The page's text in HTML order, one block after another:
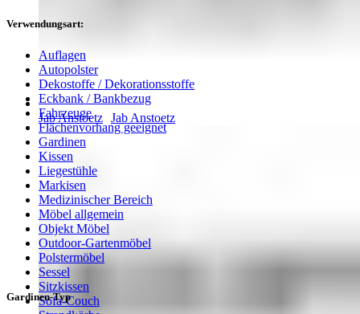
Jab Anstoetz Jab Anstoetz
Verwendungsart:
Auflagen
Autopolster
Dekostoffe / Dekorationsstoffe
Eckbank / Bankbezug
Fahrzeuge
Flächenvorhang geeignet
Gardinen
Kissen
Liegestühle
Markisen
Medizinischer Bereich
Möbel allgemein
Objekt Möbel
Outdoor-Gartenmöbel
Polstermöbel
Sessel
Sitzkissen
Sofa-Couch
Gardinen-Typ